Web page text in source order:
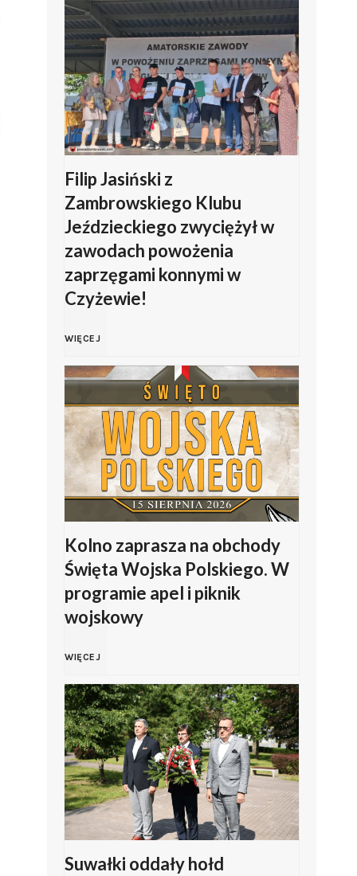
Filip Jasiński z
Zambrowskiego Klubu
Jeździeckiego zwyciężył w
zawodach powożenia
zaprzęgami konnymi w
Czyżewie!
WIĘCEJF
i
l
i
p
a
s
i
ń
s
k
Kolno zaprasza na obchody
Święta Wojska Polskiego. W
programie apel i piknik
wojskowy
WIĘCEJK
o
l
n
o
Suwałki oddały hołd